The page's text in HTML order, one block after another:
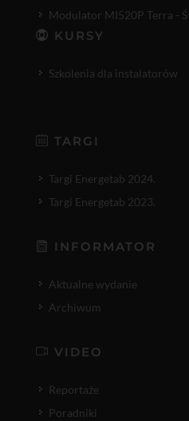
Modulator MI520P Terra -
KURSY
Szkolenia dla instalatorów
TARGI
Targi Energetab 2024.
Targi Energetab 2023.
INFORMATOR
Aktualne wydanie
Archiwum
VIDEO
Reportaże
Poradniki